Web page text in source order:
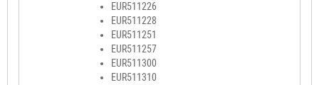
EUR511226
EUR511228
EUR511251
EUR511257
EUR511300
EUR511310